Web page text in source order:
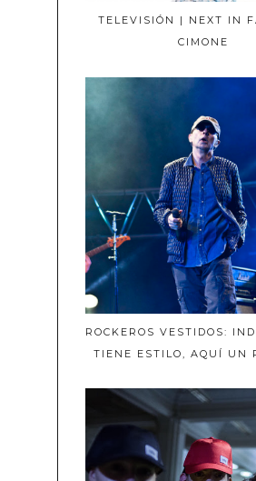
TELEVISIÓN | NEXT IN
CIMONE
ROCKEROS VESTIDOS:
TIENE ESTILO, AQUÍ UN